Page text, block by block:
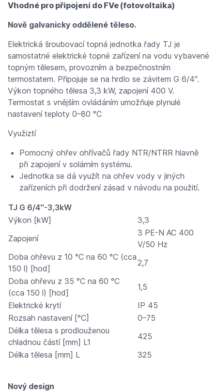
Vhodné pro připojení do FVe (fotovoltaika)
Nově galvanicky oddělené těleso.
Elektrická šroubovací topná jednotka řady TJ je
samostatné elektrické topné zařízení na vodu vybavené
topným tělesem, provozním a bezpečnostním
termostatem. Připojuje se na hrdlo se závitem G 6/4''.
Výkon topného tělesa 3,3 kW, zapojení 400 V.
Termostat s vnějším ovládáním umožňuje plynulé
nastavení teploty 0–80 °C
Využiztí
Pomocný ohřev ohřívačů řady NTR/NTRR hlavně
při zapojení v solárním systému.
Jednotka se dá využít na ohřev vody v jiných
zařízeních při dodržení zásad v návodu na použití.
TJ G 6/4''-3,3kW
Výkon [kW]
3,3
Zapojení
3 PE-N AC 400
V/50 Hz
Doba ohřevu z 10 °C na 60 °C (cca
150 l) [hod]
2,7
Doba ohřevu z 35 °C na 60 °C
(cca 150 l) [hod]
1,5
Elektrické krytí
IP 45
Rozsah nastavení [°C]
0–75
Délka tělesa s prodlouženou
chladnou částí [mm] L1
425
Délka tělesa [mm] L
325
Nový design